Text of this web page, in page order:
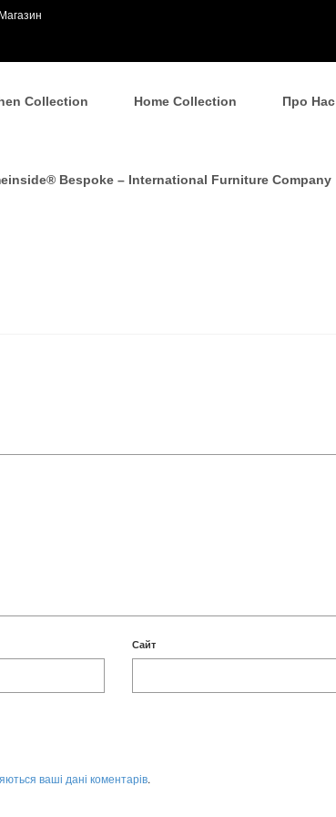
Магазин
Collection Home Collection Про Нас
Bespoke – International Furniture Company
Сайт
ваші дані коментарів.